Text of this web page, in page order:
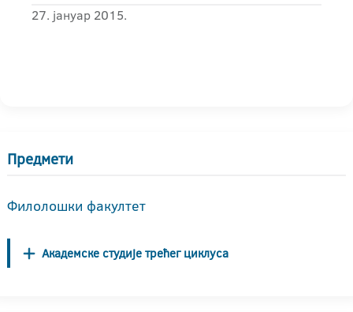
27. јануар 2015.
Предмети
Филолошки факултет
Академске студије трећег циклуса